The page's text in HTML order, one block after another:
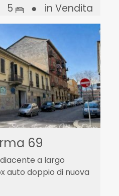
5 ● in Vendita
69
a largo
auto doppio di nuova